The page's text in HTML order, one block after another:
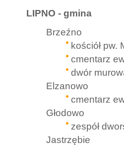
LIPNO - gmina
Brzeźno
kościół pw.
cmentarz
dwór
Elzanowo
cmentarz
Głodowo
zespół
Jastrzębie